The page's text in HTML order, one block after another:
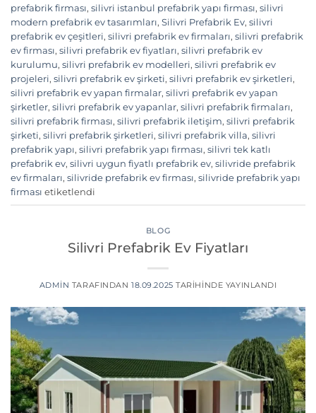
prefabrik firması, silivri istanbul prefabrik yapı firması, silivri
modern prefabrik ev tasarımları, Silivri Prefabrik Ev, silivri
prefabrik ev çeşitleri, silivri prefabrik ev firmaları, silivri prefabrik
ev firması, silivri prefabrik ev fiyatları, silivri prefabrik ev
kurulumu, silivri prefabrik ev modelleri, silivri prefabrik ev
projeleri, silivri prefabrik ev şirketi, silivri prefabrik ev şirketleri,
silivri prefabrik ev yapan firmalar, silivri prefabrik ev yapan
şirketler, silivri prefabrik ev yapanlar, silivri prefabrik firmaları,
silivri prefabrik firması, silivri prefabrik iletişim, silivri prefabrik
şirketi, silivri prefabrik şirketleri, silivri prefabrik villa, silivri
prefabrik yapı, silivri prefabrik yapı firması, silivri tek katlı
prefabrik ev, silivri uygun fiyatlı prefabrik ev, silivride prefabrik
ev firmaları, silivride prefabrik ev firması, silivride prefabrik yapı
firması etiketlendi
BLOG
Silivri Prefabrik Ev Fiyatları
ADMIN TARAFINDAN 18.09.2025 TARIHINDE YAYINLANDI